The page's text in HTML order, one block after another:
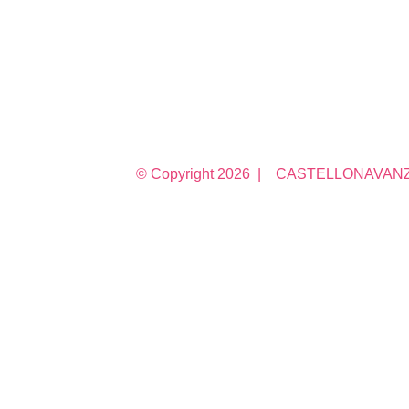
© Copyright 2026 |